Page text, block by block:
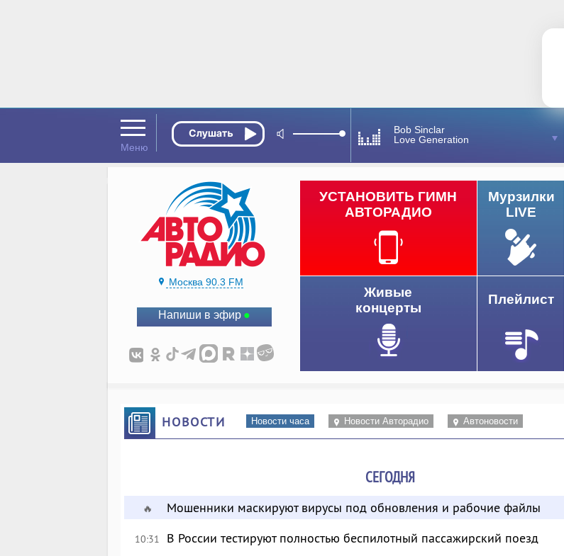
Bob Sinclar
Love Generation
Москва 90.3 FM
Напиши в эфир
УСТАНОВИТЬ ГИМН
АВТОРАДИО
Мурзилки
LIVE
Живые
концерты
Плейлист
НОВОСТИ Новости часа Новости Авторадио Автоновости
СЕГОДНЯ
🔥 Мошенники маскируют вирусы под обновления и рабочие файлы
10:31 В России тестируют полностью беспилотный пассажирский поезд